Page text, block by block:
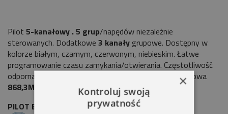
Pilot 5-kanałowy . 5 grup/napędów niezależnie
sterowanych. Dodatkowe 3 kanały grupowe. Dostępny w
kolorze białym, czarnym, czerwonym, niebieskim. Łatwe
programowanie czasu zamykania/otwierania. Częstotliwość
odporna na zakłócenia i bezpieczna częstotliwość radiowa
868,3Mhz.
PILOT BECKER EC545-II 5-KANAŁOWY BIAŁY
×
Kontroluj swoją
prywatność